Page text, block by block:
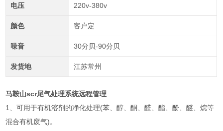
电压 220v-380v
颜色 客户定
噪音 30分贝-90分贝
发货地 江苏常州
马鞍山scr尾气处理系统远程管理
1、可用于有机溶剂的净化处理(苯、醇、酮、醛、酯、酚、醚、烷等
混合有机废气)。